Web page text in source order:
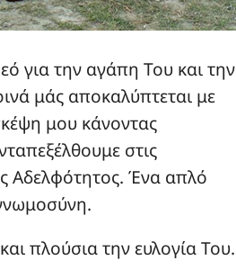
για την αγάπη Του και την
μάς αποκαλύπτεται με
μου κάνοντας
στις
Αδελφότητος. Ένα απλό
πλούσια την ευλογία Του.